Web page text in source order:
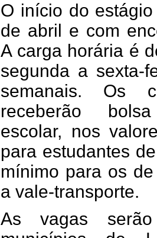
O início do
de abril e com
A carga horária é
segunda a sexta-
semanais. Os
receberão
escolar, nos
para estudantes
mínimo para os
a vale-transporte.
As vagas